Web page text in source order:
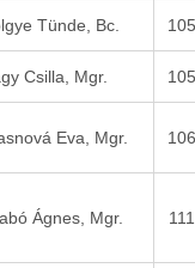
Tünde, Bc. 105
Csilla, Mgr. 105
Eva, Mgr. 106
Ágnes, Mgr. 111